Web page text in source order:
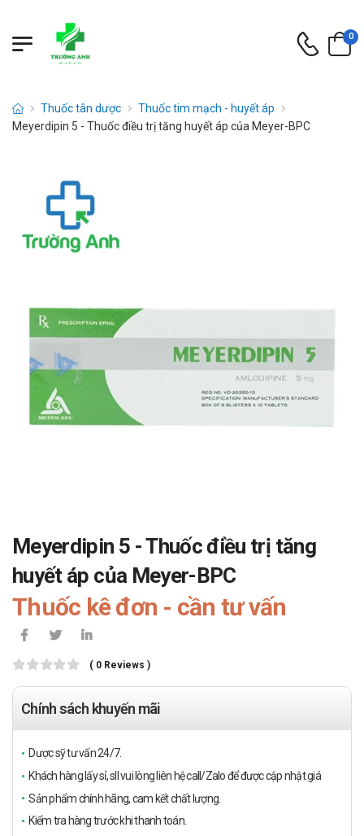
0
Thuốc tân dược
Thuốc tim mạch - huyết áp
Meyerdipin 5 - Thuốc điều trị tăng huyết áp của Meyer-BPC
Meyerdipin 5 - Thuốc điều trị tăng
huyết áp của Meyer-BPC
Thuốc kê đơn - cần tư vấn
( 0 Reviews )
Chính sách khuyến mãi
Dược sỹ tư vấn 24/7.
Khách hàng lấy sỉ, sll vui lòng liên hệ call/Zalo để được cập nhật giá
Sản phẩm chính hãng, cam kết chất lượng.
Kiểm tra hàng trước khi thanh toán.